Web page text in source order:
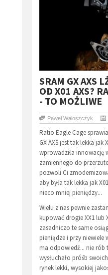
​SRAM GX AXS
OD X01 AXS?
- TO MOŻLIWE
Paweł Waloszczyk
Ratio Eagle Cage
GX AXS jest tak lekka jak
wprowadziła innowację
zamiennego do
pozwoli Ci
aby była tak lekka jak
nieco mniej pieniędzy...
Wielu z nas pewnie
kupować drogie XX1 lub
zasadniczo te same
pieniądze i przy niewiele
ma odpowiedź... nie
wysłuchało próśb
rynek lekki, wysokiej